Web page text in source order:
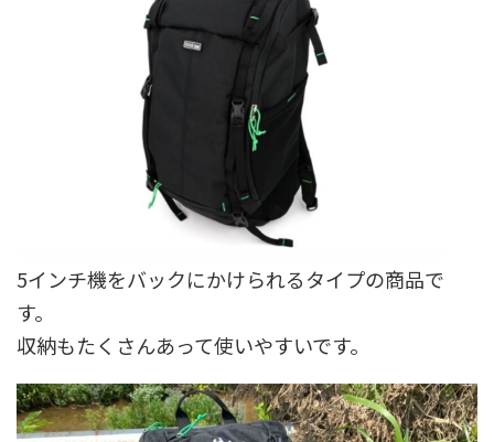
5インチ機をバックにかけられるタイプの商品で
す。
収納もたくさんあって使いやすいです。